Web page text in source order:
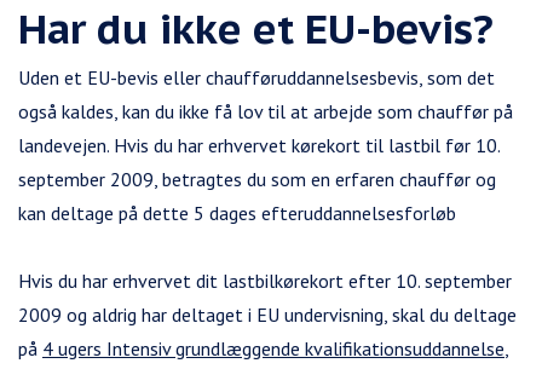
Har du ikke et EU-bevis?
Uden et EU-bevis eller chaufføruddannelsesbevis, som det
også kaldes, kan du ikke få lov til at arbejde som chauffør på
landevejen. Hvis du har erhvervet kørekort til lastbil før 10.
september 2009, betragtes du som en erfaren chauffør og
kan deltage på dette 5 dages efteruddannelsesforløb
Hvis du har erhvervet dit lastbilkørekort efter 10. september
2009 og aldrig har deltaget i EU undervisning, skal du deltage
på 4 ugers Intensiv grundlæggende kvalifikationsuddannelse,